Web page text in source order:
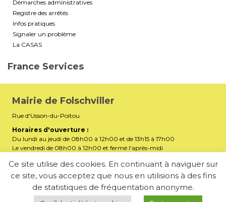
Démarches administratives
Registre des arrêtés
Infos pratiques
Signaler un problème
La CASAS
France Services
Mairie de Folschviller
Rue d'Usson-du-Poitou
Horaires d'ouverture :
Du lundi au jeudi de 08h00 à 12h00 et de 13h15 à 17h00
Le vendredi de 08h00 à 12h00 et fermé l'après-midi
Téléphone :03 87 29 32 90
E-mail : mairiefolschviller57730@gmail.com
Membre de la Communauté d’Agglomération Saint-Avold
Synergie
Ce site utilise des cookies. En continuant à naviguer sur
ce site, vous acceptez que nous en utilisions à des fins
de statistiques de fréquentation anonyme.